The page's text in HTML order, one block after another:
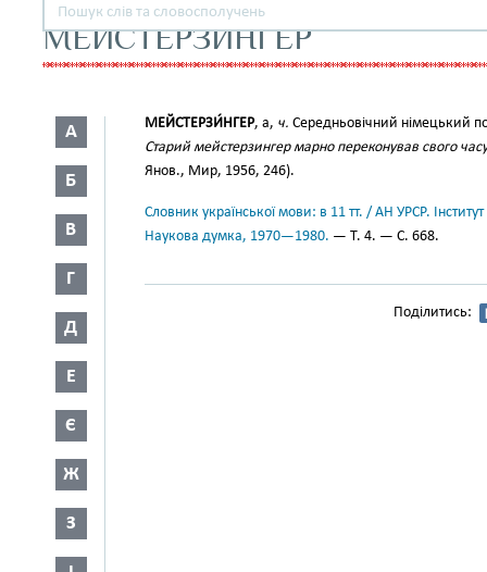
МЕЙСТЕРЗИНГЕР
А
Б
В
Г
Д
Е
Є
Ж
З
МЕЙСТЕРЗИ́НГЕР, а, ч. Середньовічний німецький
Старий мейстерзингер марно переконував свого
Янов., Мир, 1956, 246).
Словник української мови: в 11 тт. / АН УРСР.
Наукова думка, 1970—1980. — Т. 4. — С. 668.
Поділитись: